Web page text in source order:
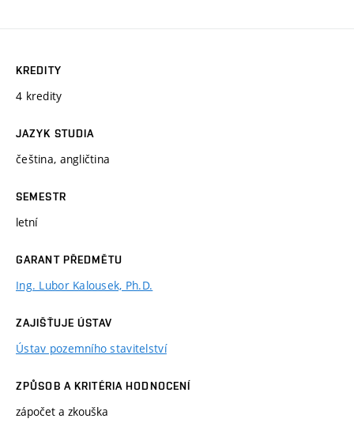
KREDITY
4 kredity
JAZYK STUDIA
čeština, angličtina
SEMESTR
letní
GARANT PŘEDMĚTU
Ing. Lubor Kalousek, Ph.D.
ZAJIŠŤUJE ÚSTAV
Ústav pozemního stavitelství
ZPŮSOB A KRITÉRIA HODNOCENÍ
zápočet a zkouška